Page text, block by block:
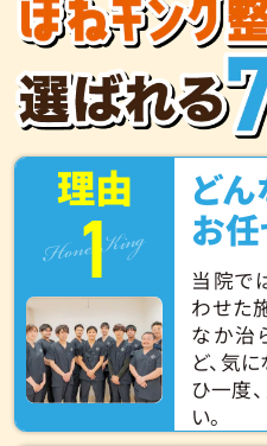
理由
1
Hone King
ど
お
当院で
わせた
なか治
ど、気
ひ一度
い。